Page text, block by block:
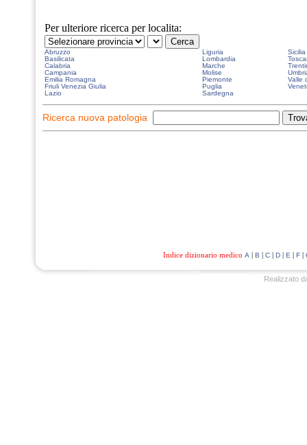
Per ulteriore ricerca per localita:
Abruzzo Liguria
Sicilia
Basilicata
Lombardia
Calabria
Marche
Campania
Molise
Emilia Romagna
Piemonte
Valle
Friuli Venezia Giulia
Puglia
Lazio
Sardegna
Ricerca nuova patologia
Indice dizionario medico A | B | C | D | E | F |
Realizzato